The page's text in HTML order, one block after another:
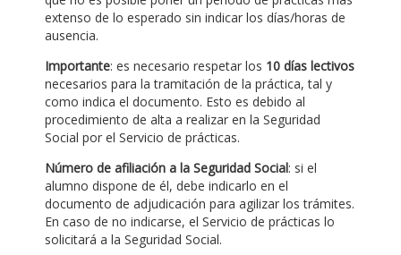
extenso de lo esperado sin indicar los días/horas de
ausencia.
Importante: es necesario respetar los 10 días lectivos
necesarios para la tramitación de la práctica, tal y
como indica el documento. Esto es debido al
procedimiento de alta a realizar en la Seguridad
Social por el Servicio de prácticas.
Número de afiliación a la Seguridad Social: si el
alumno dispone de él, debe indicarlo en el
documento de adjudicación para agilizar los trámites.
En caso de no indicarse, el Servicio de prácticas lo
solicitará a la Seguridad Social.